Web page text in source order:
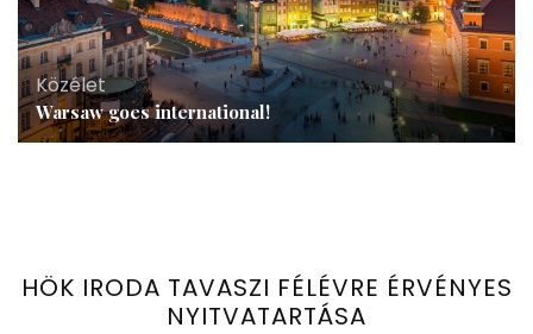
Közélet
Warsaw goes international!
HÖK IRODA TAVASZI FÉLÉVRE ÉRVÉNYES
NYITVATARTÁSA